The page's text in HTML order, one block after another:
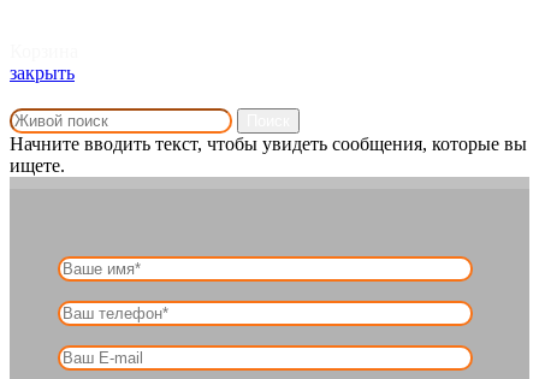
закрыть
Начните вводить текст, чтобы увидеть сообщения, которые вы
ищете.